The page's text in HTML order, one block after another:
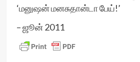
‘மனுஷன் மனசுதான்டா பேய்!’
– ஜூன் 2011